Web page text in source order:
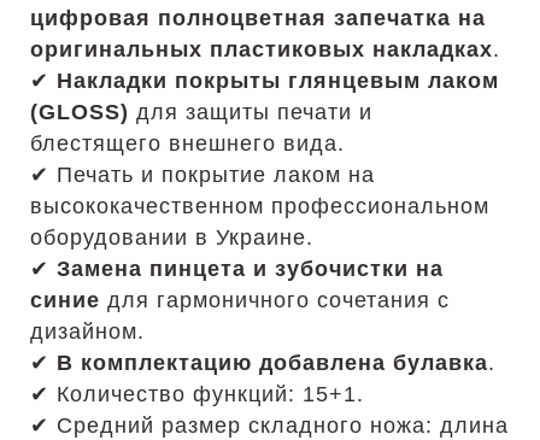
цифровая полноцветная запечатка на
оригинальных пластиковых накладках.
✔ Накладки покрыты глянцевым лаком
(GLOSS) для защиты печати и
блестящего внешнего вида.
✔ Печать и покрытие лаком на
высококачественном профессиональном
оборудовании в Украине.
✔ Замена пинцета и зубочистки на
синие для гармоничного сочетания с
дизайном.
✔ В комплектацию добавлена булавка.
✔ Количество функций: 15+1.
✔ Средний размер складного ножа: длина